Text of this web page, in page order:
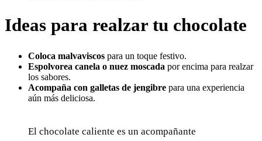
Ideas para realzar tu chocolate
Coloca malvaviscos para un toque festivo.
Espolvorea canela o nuez moscada por encima para realzar
los sabores.
Acompaña con galletas de jengibre para una experiencia
aún más deliciosa.
El chocolate caliente es un acompañante